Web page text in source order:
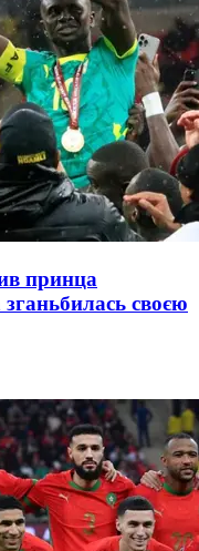
принца
своєю